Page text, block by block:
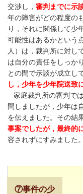
交渉し， 審判までに示
年の障害がどの程度の
り，それに関係して少
可能性はあるかという
人）は，裁判所に対し
は自分の責任をしっか
との間で示談が成立し
し，少年を少年院送致
家庭裁判所の審判で
問しましたが，少年は
を伝えました。その結
事案でしたが，最終的
容されずにすみました。
⑦事件の少